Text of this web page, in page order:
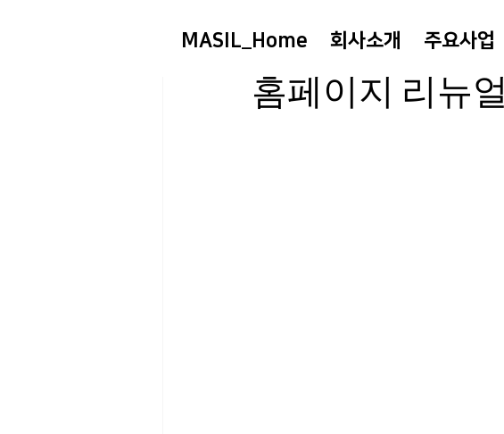
홈페이지 리뉴얼
sgr501767 2025년 10월 24일 1분 분량
MASIL_Home 회사소개 주요사업